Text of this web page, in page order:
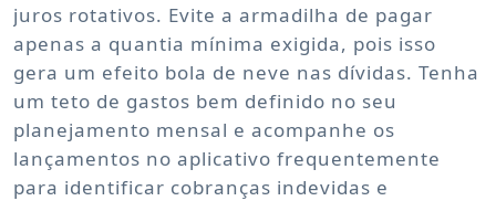
juros rotativos. Evite a armadilha de pagar
apenas a quantia mínima exigida, pois isso
gera um efeito bola de neve nas dívidas. Tenha
um teto de gastos bem definido no seu
planejamento mensal e acompanhe os
lançamentos no aplicativo frequentemente
para identificar cobranças indevidas e